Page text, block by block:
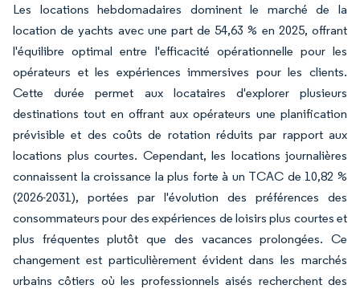
Les locations hebdomadaires dominent le marché de la
location de yachts avec une part de 54,63 % en 2025, offrant
l'équilibre optimal entre l'efficacité opérationnelle pour les
opérateurs et les expériences immersives pour les clients.
Cette durée permet aux locataires d'explorer plusieurs
destinations tout en offrant aux opérateurs une planification
prévisible et des coûts de rotation réduits par rapport aux
locations plus courtes. Cependant, les locations journalières
connaissent la croissance la plus forte à un TCAC de 10,82 %
(2026-2031), portées par l'évolution des préférences des
consommateurs pour des expériences de loisirs plus courtes et
plus fréquentes plutôt que des vacances prolongées. Ce
changement est particulièrement évident dans les marchés
urbains côtiers où les professionnels aisés recherchent des